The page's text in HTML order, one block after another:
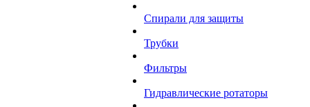
Спирали для защиты
Трубки
Фильтры
Гидравлические ротаторы